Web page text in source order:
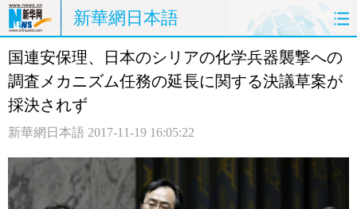
新華網日本語
ホームページ 政治 経済
社会
観光 評論
中日対訳
国連安保理、日本のシリアの化学兵器襲撃への
調査メカニズム任務の延長に関する決議草案が
採決されず
新華網日本語 2017-11-19 16:05:22